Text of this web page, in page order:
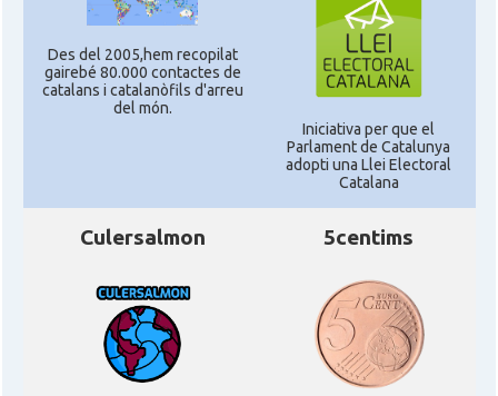
Des del 2005,hem recopilat
gairebé 80.000 contactes de
catalans i catalanòfils d'arreu
del món.
Iniciativa per que el
Parlament de Catalunya
adopti una Llei Electoral
Catalana
Culersalmon 5centims